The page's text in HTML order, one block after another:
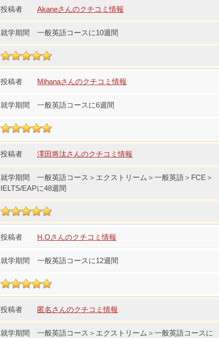
Akaneさんのクチコミ情報
一般英語コースに10週間
Mihanaさんのクチコミ情報
一般英語コースに6週間
澤田将汰さんのクチコミ情報
一般英語コース＞エクストリーム＞一般英語＞FCE＞
IELTS/EAPに48週間
H.Oさんのクチコミ情報
一般英語コースに12週間
匿名さんのクチコミ情報
一般英語コース＞エクストリーム＞一般英語コースに